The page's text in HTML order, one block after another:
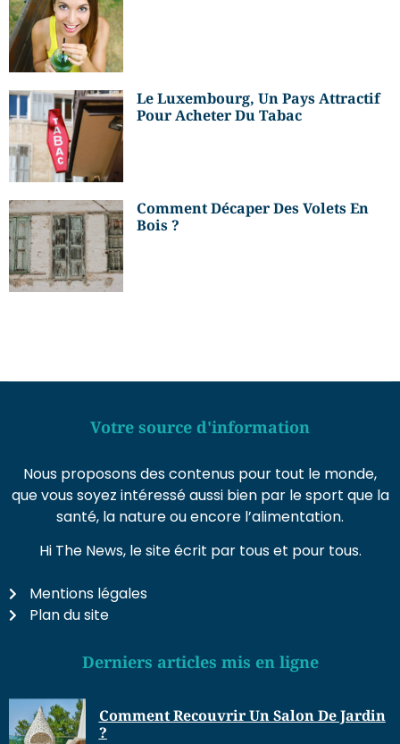
Le Luxembourg, Un Pays Attractif
Pour Acheter Du Tabac
Comment Décaper Des Volets En
Bois ?
Votre source d'information
Nous proposons des contenus pour tout le monde,
que vous soyez intéressé aussi bien par le sport que la
santé, la nature ou encore l’alimentation.
Hi The News, le site écrit par tous et pour tous.
Mentions légales
Plan du site
Derniers articles mis en ligne
Comment Recouvrir Un Salon De Jardin
?